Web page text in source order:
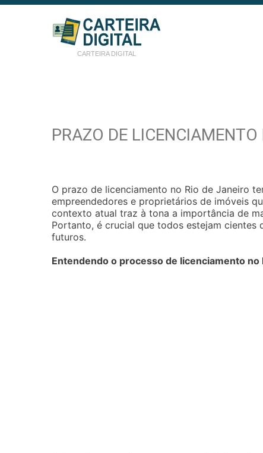
CARTEIRA DIGITAL
PRAZO DE
O prazo de licenciamento no Rio de Janeiro
empreendedores e proprietários de imóveis
contexto atual traz à tona a importância de
Portanto, é crucial que todos estejam
futuros.
Entendendo o processo de licenciamento no